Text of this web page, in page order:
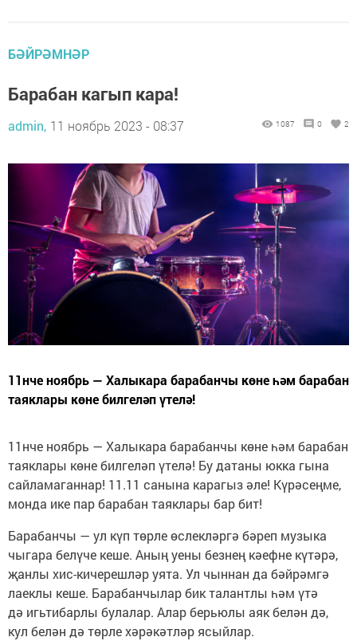
БӘЙРӘМНӘР
Барабан кагып кара!
admin, 11 ноябрь 2023 - 08:37 1087 0 2
11нче ноябрь — Халыкара барабанчы көне һәм барабан
таяклары көне билгеләп үтелә!
11нче ноябрь — Халыкара барабанчы көне һәм барабан
таяклары көне билгеләп үтелә! Бу датаны юкка гына
сайламаганнар! 11.11 санына карагыз әле! Күрәсеңме,
монда ике пар барабан таяклары бар бит!
Барабанчы — ул күп төрле өслекләргә бәреп музыка
чыгара белүче кеше. Аның уены безнең кәефне күтәрә,
җанлы хис-кичерешләр уята. Ул чыннан да бәйрәмгә
лаеклы кеше. Барабанчылар бик талантлы һәм үтә
дә игьтибарлы булалар. Алар берьюлы аяк белән дә,
кул белән дә төрле хәрәкәтләр ясыйлар.